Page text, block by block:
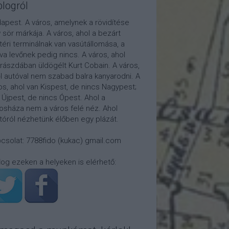
A város, amelynek a rövidítése
sör márkája. A város, ahol a bezárt
terminálnak van vasútállomása, a
levőnek pedig nincs. A város, ahol
üldögélt Kurt Cobain. A város,
autóval nem szabad balra kanyarodni. A
ahol van Kispest, de nincs Nagypest;
Újpest, de nincs Ópest. Ahol a
nem a város felé néz. Ahol
nézhetünk élőben egy plázát.
7788fido (kukac) gmail.com
ezeken a helyeken is elérhető: